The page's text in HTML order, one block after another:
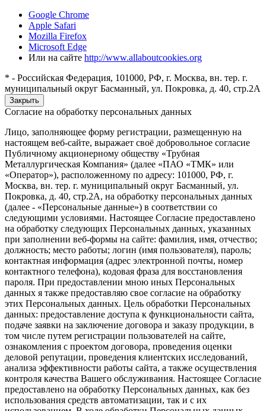
Google Chrome
Apple Safari
Mozilla Firefox
Microsoft Edge
Или на сайте http://www.allaboutcookies.org
* - Российская Федерация, 101000, РФ, г. Москва, вн. тер. г.
муниципальный округ Басманный, ул. Покровка, д. 40, стр.2А
Закрыть
Согласие на обработку персональных данных
Лицо, заполняющее форму регистрации, размещенную на
настоящем веб-сайте, выражает своё добровольное согласие
Публичному акционерному обществу «Трубная
Металлургическая Компания» (далее «ПАО «ТМК» или
«Оператор»), расположенному по адресу: 101000, РФ, г.
Москва, вн. тер. г. муниципальный округ Басманный, ул.
Покровка, д. 40, стр.2А, на обработку персональных данных
(далее - «Персональные данные») в соответствии со
следующими условиями. Настоящее Согласие предоставлено
на обработку следующих Персональных данных, указанных
при заполнении веб-формы на сайте: фамилия, имя, отчество;
должность; место работы; логин (имя пользователя), пароль;
контактная информация (адрес электронной почты, номер
контактного телефона), кодовая фраза для восстановления
пароля. При предоставлении мною иных Персональных
данных я также предоставляю свое согласие на обработку
этих Персональных данных. Цель обработки Персональных
данных: предоставление доступа к функциональности сайта,
подаче заявки на заключение договора и заказу продукции, в
том числе путем регистрации пользователей на сайте,
ознакомления с проектом договора, проведения оценки
деловой репутации, проведения клиентских исследований,
анализа эффективности работы сайта, а также осуществления
контроля качества Вашего обслуживания. Настоящее Согласие
предоставлено на обработку Персональных данных, как без
использования средств автоматизации, так и с их